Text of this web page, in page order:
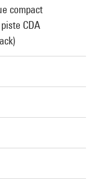
compact
CDA